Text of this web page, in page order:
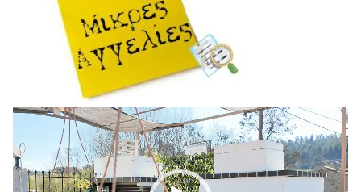
Πρόγραμμα
Αναπαραγωγής
Βίντεο